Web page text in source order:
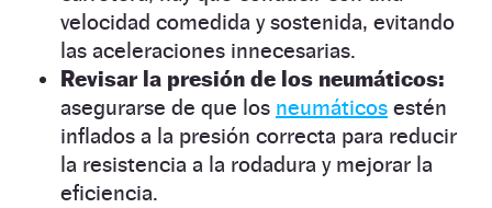
velocidad comedida y sostenida, evitando
las aceleraciones innecesarias.
Revisar la presión de los neumáticos:
asegurarse de que los neumáticos estén
inflados a la presión correcta para reducir
la resistencia a la rodadura y mejorar la
eficiencia.